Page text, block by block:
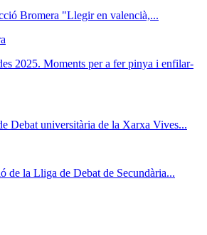
Bromera "Llegir en valencià,...
2025. Moments per a fer pinya i enfilar-
Debat universitària de la Xarxa Vives...
de la Lliga de Debat de Secundària...